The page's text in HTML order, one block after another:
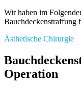
Wir haben im
Bauchdeckenstraffung
Ästhetische Chirurgie
Operation